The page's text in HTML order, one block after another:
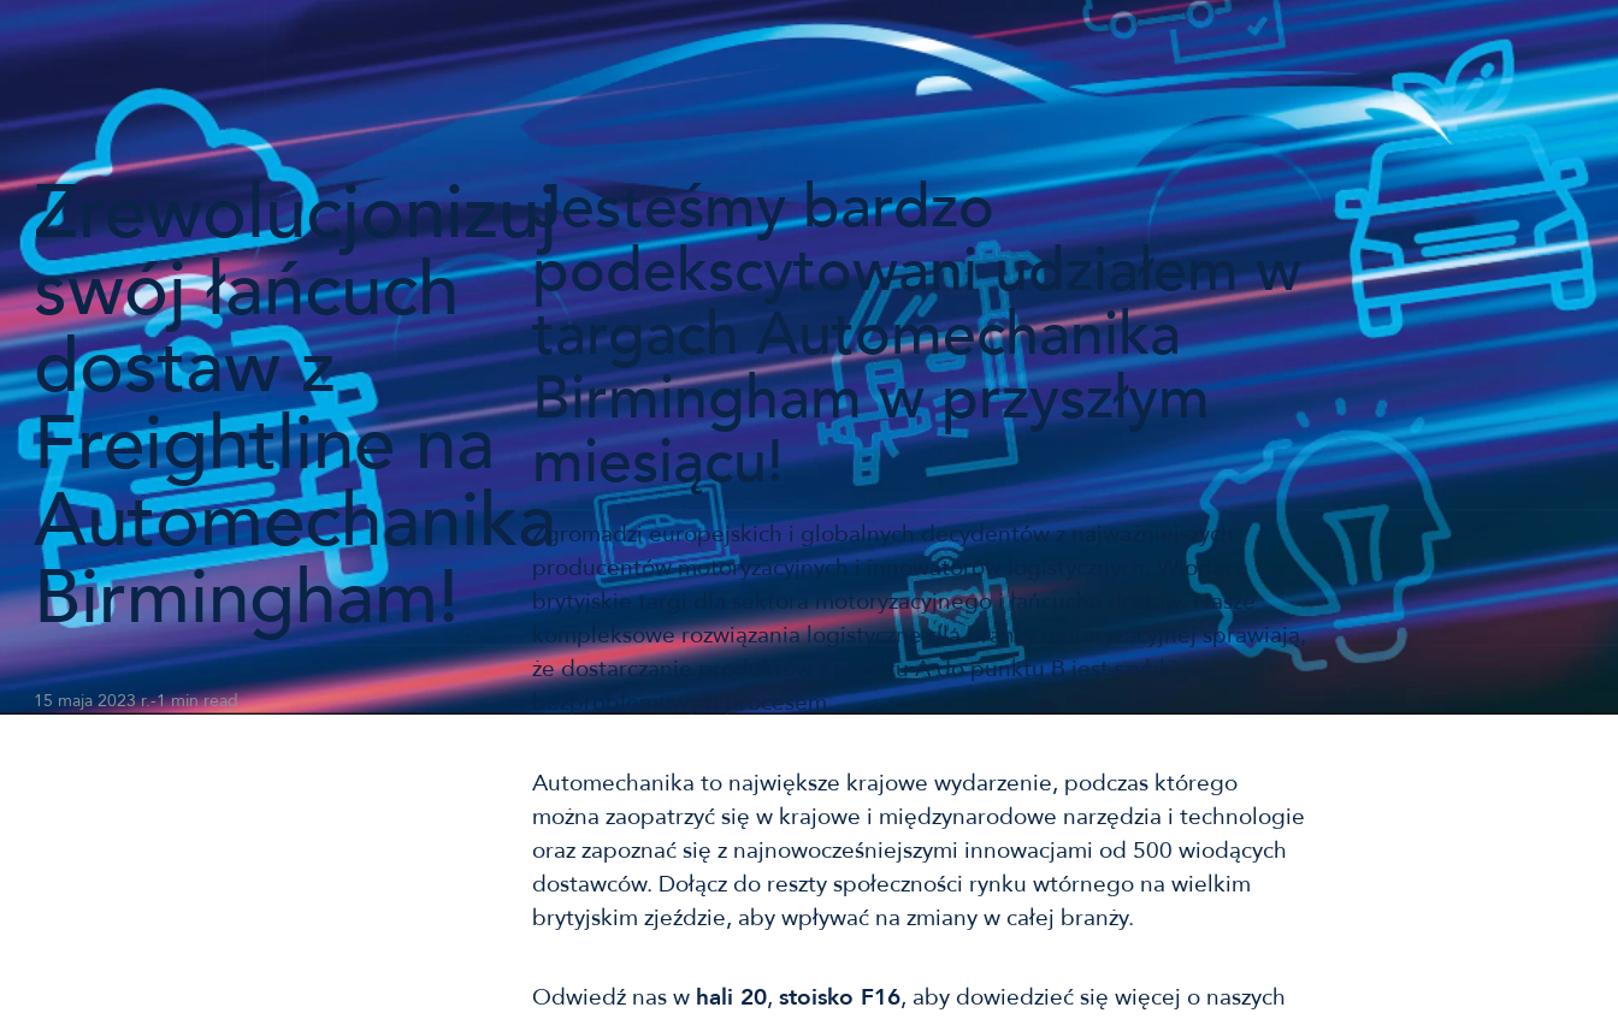
Zrewolucjonizuj
swój łańcuch
dostaw z
Freightline na
Automechanika
Birmingham!
15 maja 2023 r.-1 min read
Jesteśmy bardzo
podekscytowani udziałem w
targach Automechanika
Birmingham w przyszłym
miesiącu!
Zgromadzi europejskich i globalnych decydentów z najważniejszych
producentów motoryzacyjnych i innowatorów logistycznych. Wiodące
brytyjskie targi dla sektora motoryzacyjnego i łańcucha dostaw. Nasze
kompleksowe rozwiązania logistyczne dla branży motoryzacyjnej sprawiają,
że dostarczanie produktów z punktu A do punktu B jest szybkim i
bezproblemowym procesem.
Automechanika to największe krajowe wydarzenie, podczas którego
można zaopatrzyć się w krajowe i międzynarodowe narzędzia i technologie
oraz zapoznać się z najnowocześniejszymi innowacjami od 500 wiodących
dostawców. Dołącz do reszty społeczności rynku wtórnego na wielkim
brytyjskim zjeździe, aby wpływać na zmiany w całej branży.
Odwiedź nas w hali 20,stoisko F16, aby dowiedzieć się więcej o naszych